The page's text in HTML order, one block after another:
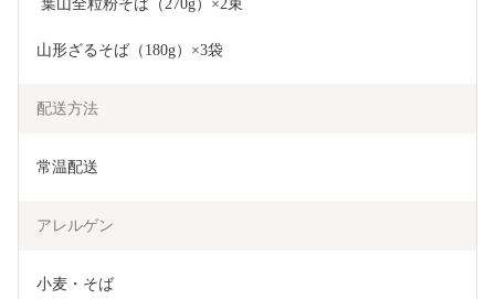
葉山全粒粉そば（270g）×2束
山形ざるそば（180g）×3袋
配送方法
常温配送
アレルゲン
小麦・そば